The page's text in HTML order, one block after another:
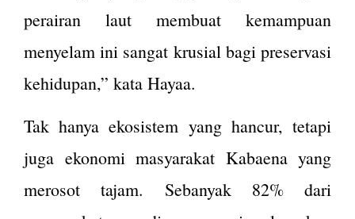
perairan laut membuat kemampuan
menyelam ini sangat krusial bagi preservasi
kehidupan,” kata Hayaa.
Tak hanya ekosistem yang hancur, tetapi
juga ekonomi masyarakat Kabaena yang
merosot tajam. Sebanyak 82% dari